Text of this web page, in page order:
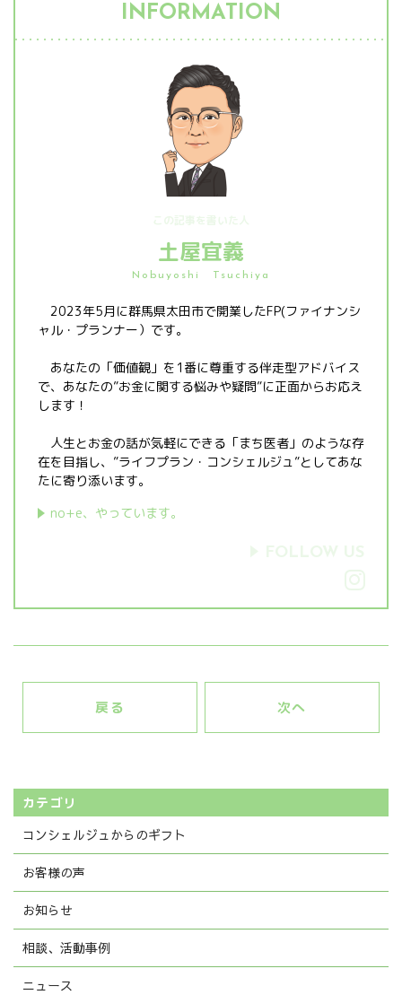
INFORMATION
土屋宜義
Nobuyoshi Tsuchiya
2023年5月に群馬県太田市で開業したFP(ファイナンシ
ャル・プランナー）です。
あなたの「価値観」を1番に尊重する伴走型アドバイス
で、あなたの”お金に関する悩みや疑問”に正面からお応え
します！
人生とお金の話が気軽にできる「まち医者」のような存
在を目指し、”ライフプラン・コンシェルジュ”としてあな
たに寄り添います。
no+e、やっています。
戻る 次へ
カテゴリ
コンシェルジュからのギフト
お客様の声
お知らせ
相談、活動事例
ニュース